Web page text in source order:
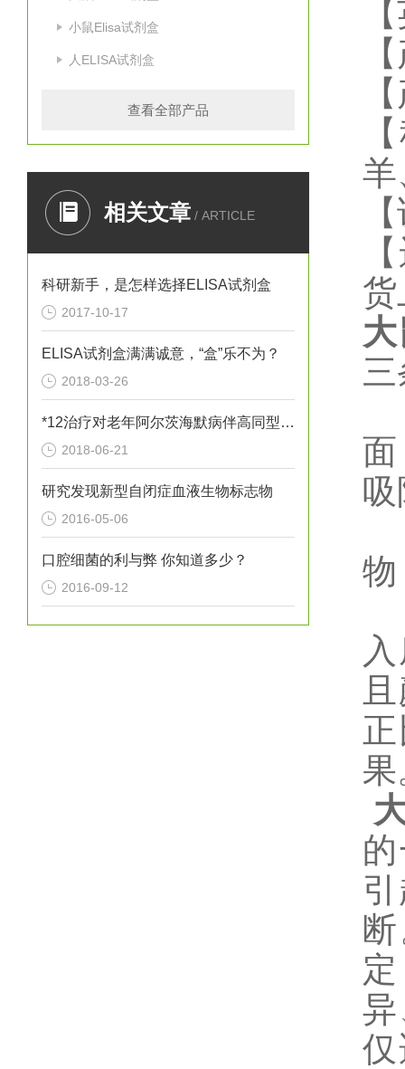
小鼠Elisa试剂盒
人ELISA试剂盒
查看全部产品
相关文章 / ARTICLE
科研新手，是怎样选择ELISA试剂盒
2017-10-17
ELISA试剂盒满满诚意，“盒”乐不为？
2018-03-26
*12治疗对老年阿尔茨海默病伴高同型半胱胺酸血症患者血清炎性因子
2018-06-21
研究发现新型自闭症血液生物标志物
2016-05-06
口腔细菌的利与弊 你知道多少？
2016-09-12
羊
物
果